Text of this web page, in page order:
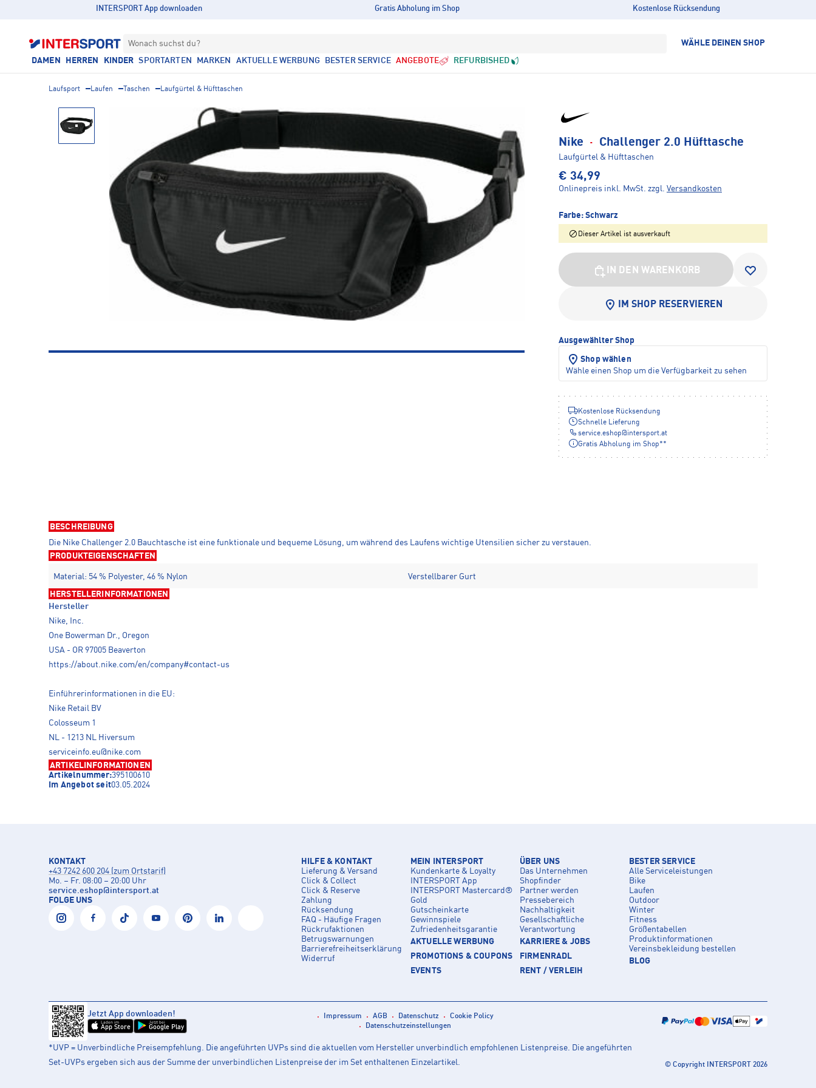
INTERSPORT App downloaden Gratis Abholung im Shop Kostenlose Rücksendung
Wonach suchst du? WÄHLE DEINEN SHOP
DAMEN HERREN KINDER SPORTARTEN MARKEN AKTUELLE WERBUNG BESTER SERVICE ANGEBOTE REFURBISHED
Laufsport Laufen Taschen Laufgürtel & Hüfttaschen
Nike · Challenger 2.0 Hüfttasche
Laufgürtel & Hüfttaschen
€ 34,99
Onlinepreis inkl. MwSt. zzgl. Versandkosten
Farbe: Schwarz
Dieser Artikel ist ausverkauft
IN DEN WARENKORB
IM SHOP RESERVIEREN
Ausgewählter Shop
Shop wählen
Wähle einen Shop um die Verfügbarkeit zu sehen
Kostenlose Rücksendung
Schnelle Lieferung
service.eshop@intersport.at
Gratis Abholung im Shop**
BESCHREIBUNG
Die Nike Challenger 2.0 Bauchtasche ist eine funktionale und bequeme Lösung, um während des Laufens wichtige Utensilien sicher zu verstauen.
PRODUKTEIGENSCHAFTEN
Material: 54 % Polyester, 46 % Nylon Verstellbarer Gurt
HERSTELLERINFORMATIONEN
Hersteller
Nike, Inc.
One Bowerman Dr., Oregon
USA - OR 97005 Beaverton
https://about.nike.com/en/company#contact-us
Einführerinformationen in die EU:
Nike Retail BV
Colosseum 1
NL - 1213 NL Hiversum
serviceinfo.eu@nike.com
ARTIKELINFORMATIONEN
Artikelnummer:395100610
Im Angebot seit03.05.2024
KONTAKT
+43 7242 600 204 (zum Ortstarif)
Mo. – Fr. 08:00 – 20:00 Uhr
service.eshop@intersport.at
FOLGE UNS
HILFE & KONTAKT
Lieferung & Versand
Click & Collect
Click & Reserve
Zahlung
Rücksendung
FAQ - Häufige Fragen
Rückrufaktionen
Betrugswarnungen
Barrierefreiheitserklärung
Widerruf
MEIN INTERSPORT
Kundenkarte & Loyalty
INTERSPORT App
INTERSPORT Mastercard®
Gold
Gutscheinkarte
Gewinnspiele
Zufriedenheitsgarantie
AKTUELLE WERBUNG
PROMOTIONS & COUPONS
EVENTS
ÜBER UNS
Das Unternehmen
Shopfinder
Partner werden
Pressebereich
Nachhaltigkeit
Gesellschaftliche
Verantwortung
KARRIERE & JOBS
FIRMENRADL
RENT / VERLEIH
BESTER SERVICE
Alle Serviceleistungen
Bike
Laufen
Outdoor
Winter
Fitness
Größentabellen
Produktinformationen
Vereinsbekleidung bestellen
BLOG
Jetzt App downloaden!
Laden im
App Store
Jetzt bei
Google Play
Impressum AGB Datenschutz
Cookie Policy
Datenschutzeinstellungen
*UVP = Unverbindliche Preisempfehlung. Die angeführten UVPs sind die aktuellen vom Hersteller unverbindlich empfohlenen Listenpreise. Die angeführten
Set-UVPs ergeben sich aus der Summe der unverbindlichen Listenpreise der im Set enthaltenen Einzelartikel.
© Copyright INTERSPORT 2026